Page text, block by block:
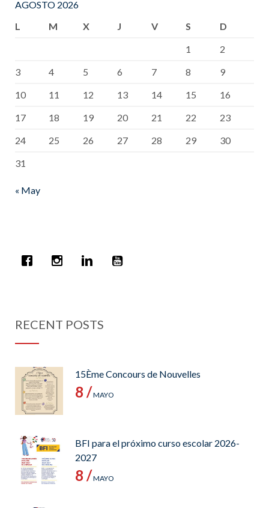
AGOSTO 2026
L
M X J V S
D
1
2
3
4 5 6 7 8
9
10
11 12 13 14 15
16
17
18 19 20 21 22
23
24
25 26 27 28 29
30
31
« May
RECENT POSTS
15Ème Concours de Nouvelles
8 /MAYO
BFI para el próximo curso escolar 2026-
2027
8 /MAYO